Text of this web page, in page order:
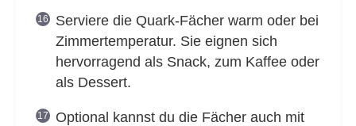
Serviere die Quark-Fächer warm oder bei
Zimmertemperatur. Sie eignen sich
hervorragend als Snack, zum Kaffee oder
als Dessert.
Optional kannst du die Fächer auch mit